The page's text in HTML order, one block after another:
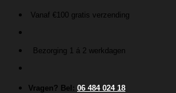
inhoud
Vanaf €100 gratis verzending
Bezorging 1 á 2 werkdagen
Vragen? Bel: 06 484 024 18